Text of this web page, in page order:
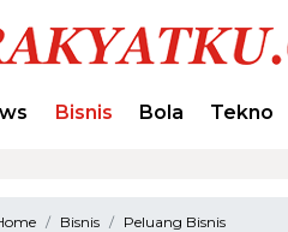
Bisnis Bola Tekno
Bisnis Peluang Bisnis